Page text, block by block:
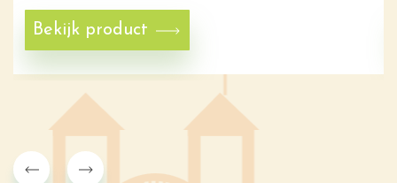
Bekijk product